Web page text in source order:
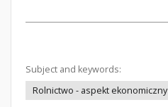
Subject and keywords:
Rolnictwo - aspekt ekonomiczny